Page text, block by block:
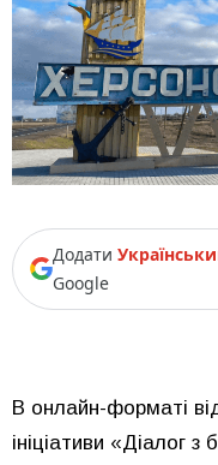
Додати
Google
В онлайн-форматі
ініціативи «Діалог